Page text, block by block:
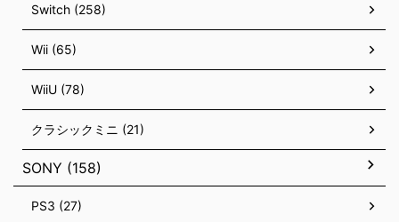
Switch (258)
Wii (65)
WiiU (78)
クラシックミニ (21)
SONY (158)
PS3 (27)